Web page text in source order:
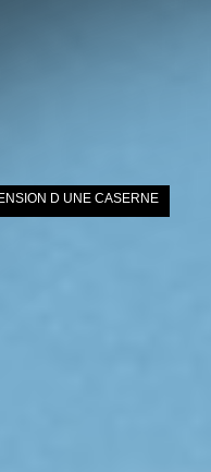
D UNE CASERNE